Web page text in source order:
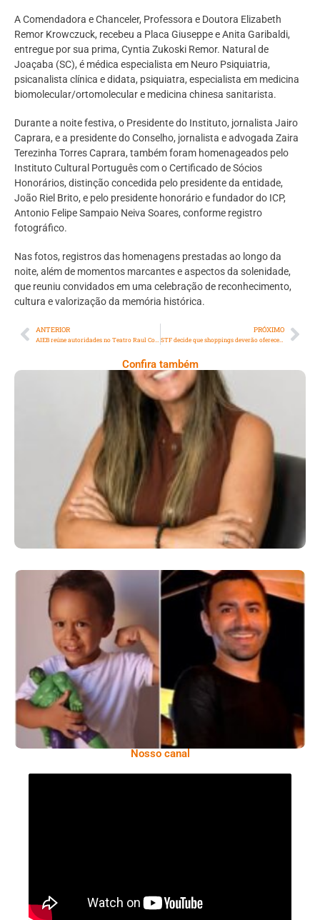
A Comendadora e Chanceler, Professora e Doutora Elizabeth
Remor Krowczuck, recebeu a Placa Giuseppe e Anita Garibaldi,
entregue por sua prima, Cyntia Zukoski Remor. Natural de
Joaçaba (SC), é médica especialista em Neuro Psiquiatria,
psicanalista clínica e didata, psiquiatra, especialista em medicina
biomolecular/ortomolecular e medicina chinesa sanitarista.
Durante a noite festiva, o Presidente do Instituto, jornalista Jairo
Caprara, e a presidente do Conselho, jornalista e advogada Zaira
Terezinha Torres Caprara, também foram homenageados pelo
Instituto Cultural Português com o Certificado de Sócios
Honorários, distinção concedida pelo presidente da entidade,
João Riel Brito, e pelo presidente honorário e fundador do ICP,
Antonio Felipe Sampaio Neiva Soares, conforme registro
fotográfico.
Nas fotos, registros das homenagens prestadas ao longo da
noite, além de momentos marcantes e aspectos da solenidade,
que reuniu convidados em uma celebração de reconhecimento,
cultura e valorização da memória histórica.
ANTERIOR PRÓXIMO
STF decide que shoppings deverão oferecer espaços de amamentação para funcionárias
Confira também
Patrícia Pedro: A Mulher Que Fez Do
Cuidado, Sua Missão De Vida
Comoção Marca Despedida De Menino De 3
Anos E Reacende Debate Sobre Proteção À
Infância
Nosso canal